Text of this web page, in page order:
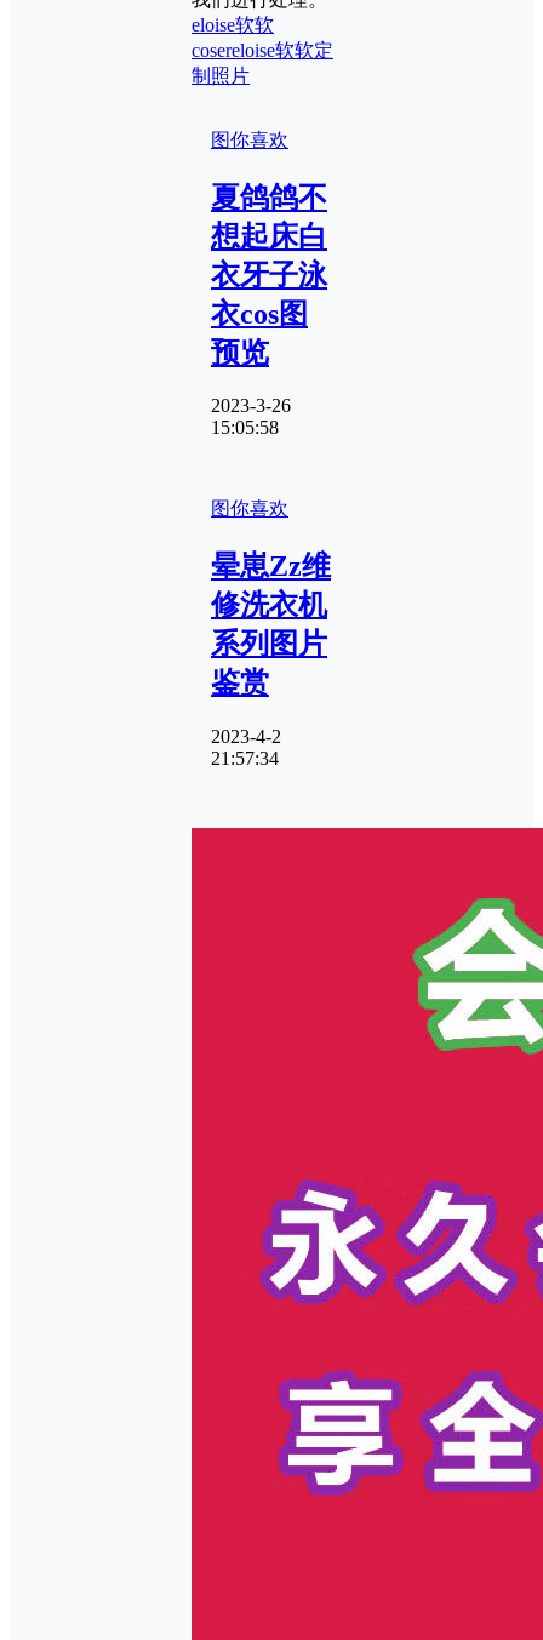
eloise软软
cosereloise软软定
制照片
图你喜欢
夏鸽鸽不
想起床白
衣牙子泳
衣cos图
预览
2023-3-26
15:05:58
图你喜欢
晕崽Zz维
修洗衣机
系列图片
鉴赏
2023-4-2
21:57:34